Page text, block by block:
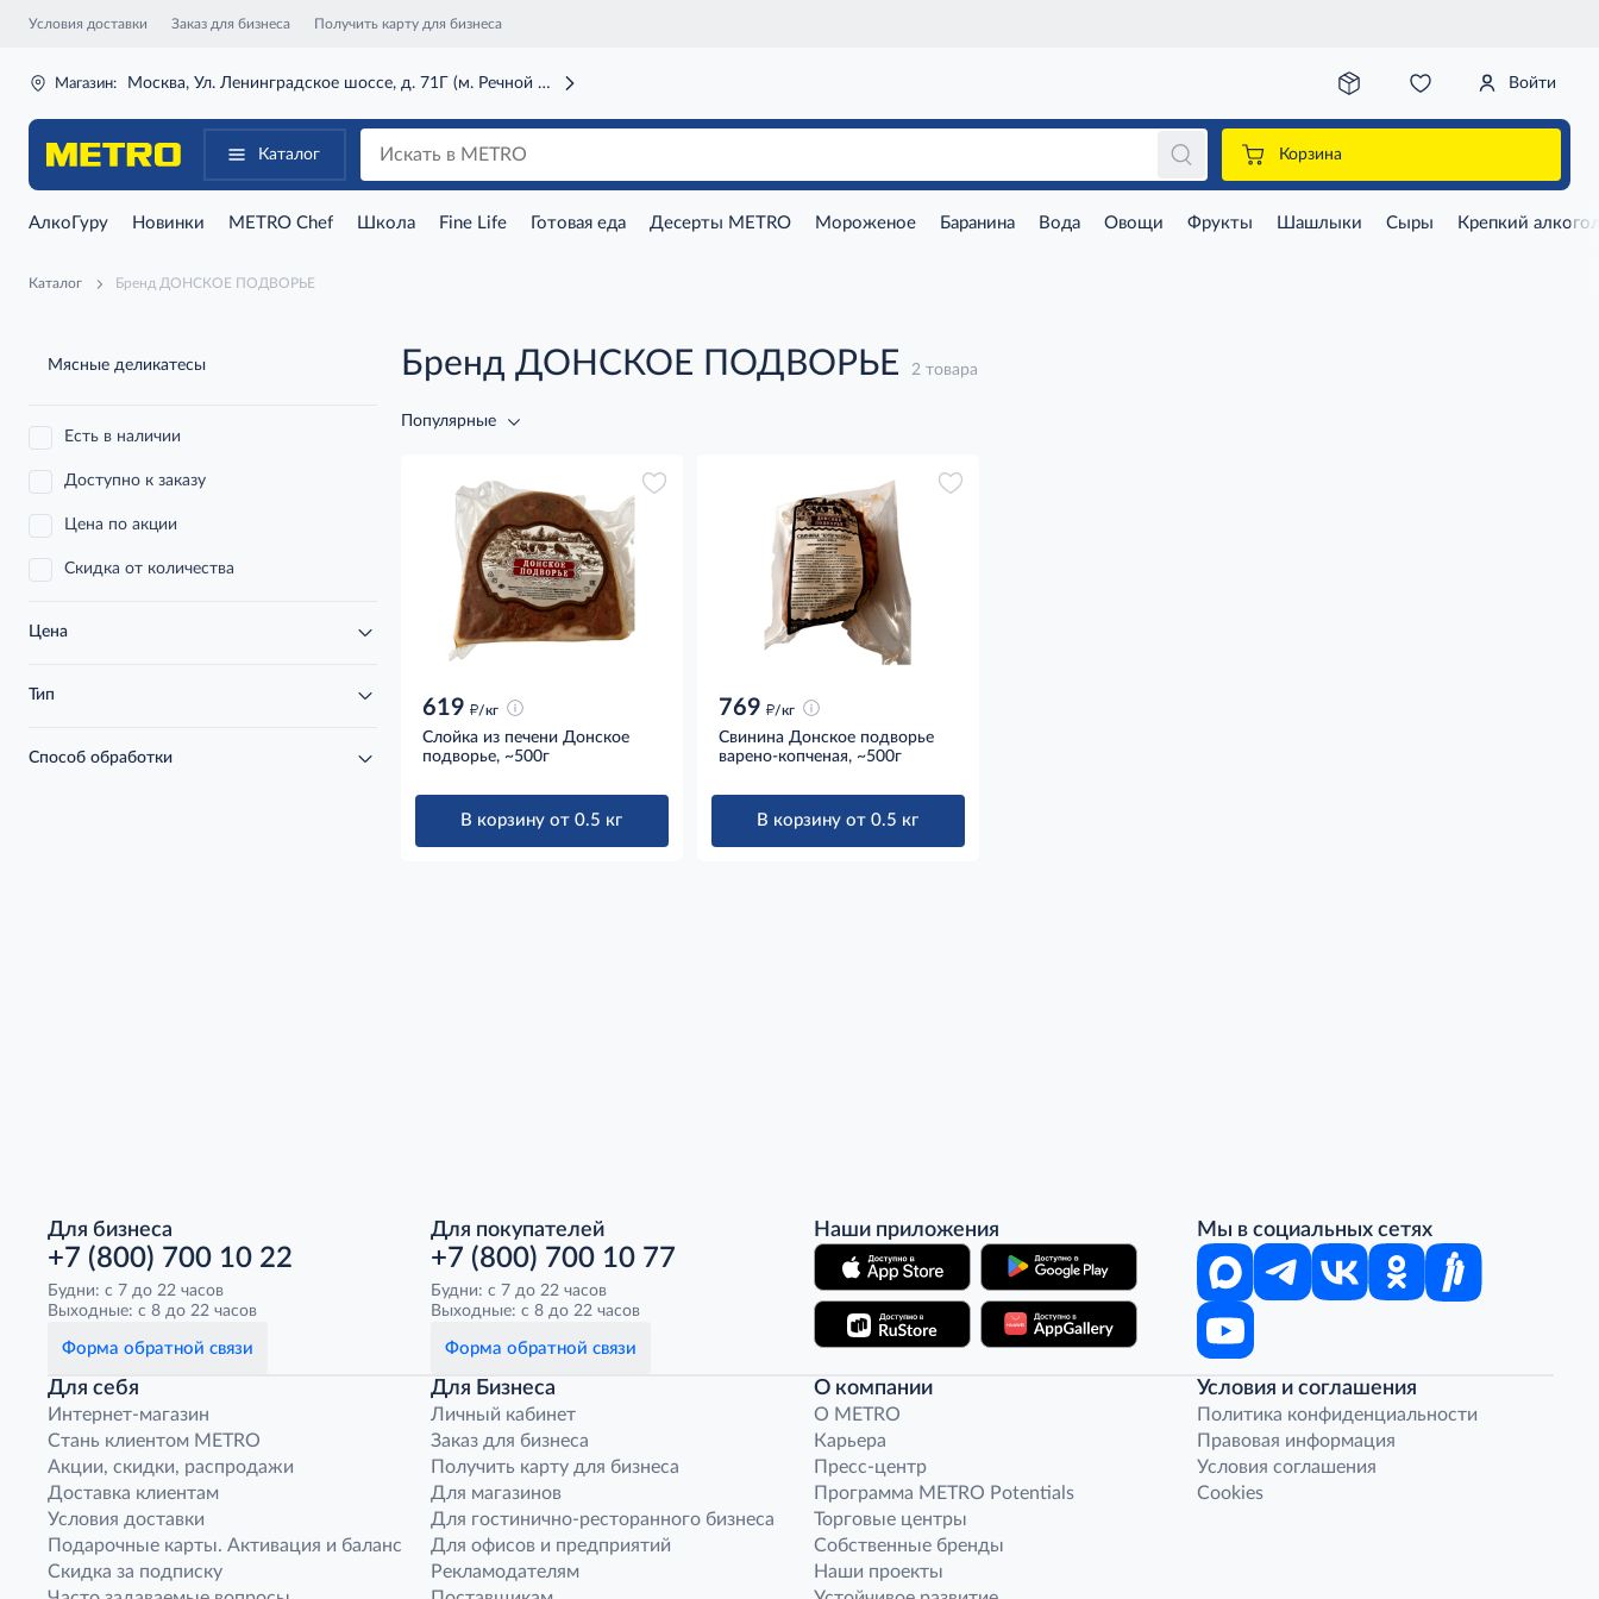
Условия доставки Заказ для бизнеса Получить карту для бизнеса
Магазин: Москва, Ул. Ленинградское шоссе, д. 71Г (м. Речной вокзал) Войти
Каталог Корзина
АлкоГуру Новинки METRO Chef Школа Fine Life Готовая еда Десерты METRO Мороженое Баранина Вода Овощи Фрукты Шашлыки Сыры Крепкий
Каталог Бренд ДОНСКОЕ ПОДВОРЬЕ
Мясные деликатесы
Есть в наличии
Доступно к заказу
Цена по акции
Скидка от количества
Цена
Тип
Способ обработки
Бренд ДОНСКОЕ ПОДВОРЬЕ 2 товара
Популярные
619 д/кг
Слойка из печени Донское
подворье, ~500г
В корзину от 0.5 кг
769 д/кг
Свинина Донское подворье
варено-копченая, ~500г
В корзину от 0.5 кг
Для бизнеса
+7 (800) 700 10 22
Будни: с 7 до 22 часов
Выходные: с 8 до 22 часов
Форма обратной связи
Для покупателей
+7 (800) 700 10 77
Будни: с 7 до 22 часов
Выходные: с 8 до 22 часов
Форма обратной связи
Наши приложения Мы в социальных сетях
Для себя
Интернет-магазин
Стань клиентом METRO
Акции, скидки, распродажи
Доставка клиентам
Условия доставки
Подарочные карты. Активация и баланс
Скидка за подписку
Для Бизнеса
Личный кабинет
Заказ для бизнеса
Получить карту для бизнеса
Для магазинов
Для гостинично-ресторанного бизнеса
Для офисов и предприятий
Рекламодателям
О компании
O METRO
Карьера
Пресс-центр
Программа METRO Potentials
Торговые центры
Собственные бренды
Наши проекты
Условия и соглашения
Политика конфиденциальности
Правовая информация
Условия соглашения
Cookies